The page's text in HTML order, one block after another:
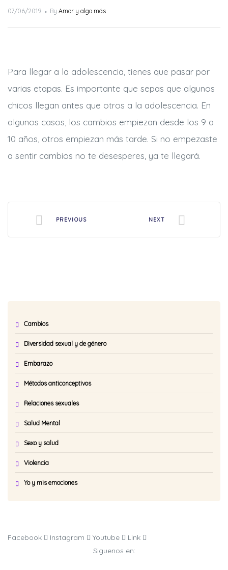
Posted
07/06/2019 By Amor y algo más
Para llegar a la adolescencia, tienes que pasar por
varias etapas. Es importante que sepas que algunos
chicos llegan antes que otros a la adolescencia. En
algunos casos, los cambios empiezan desde los 9 a
10 años, otros empiezan más tarde. Si no empezaste
a sentir cambios no te desesperes, ya te llegará.
PREVIOUS NEXT
Cambios
Diversidad sexual y de género
Embarazo
Métodos anticonceptivos
Relaciones sexuales
Salud Mental
Sexo y salud
Violencia
Yo y mis emociones
Facebook Instagram Youtube
Link
Siguenos en: